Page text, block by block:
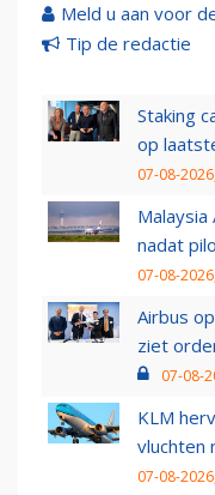
Meld u aan voor
Tip de redactie
Staking
op
07-08-
nadat
07-08-
Airbus
ziet
07-08-
KLM
vluchten
07-08-